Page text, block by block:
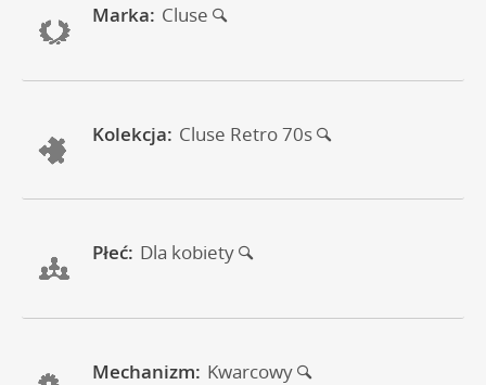
Marka: Cluse
Kolekcja: Cluse Retro 70s
Płeć: Dla kobiety
Mechanizm: Kwarcowy